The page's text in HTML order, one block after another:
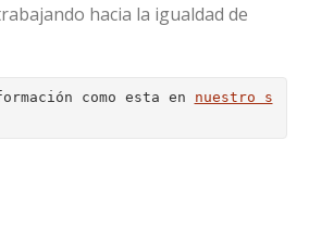
hacia la igualdad de
como esta en nuestro s